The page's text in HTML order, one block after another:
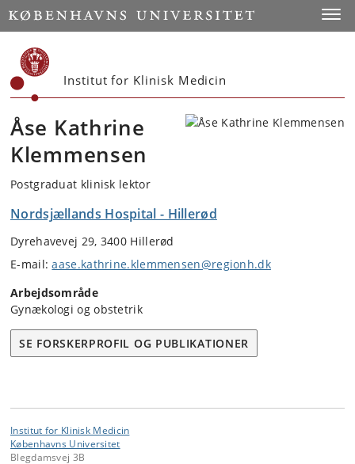
Start
Institut for Klinisk Medicin
Åse Kathrine
Klemmensen
Postgraduat klinisk lektor
Nordsjællands Hospital - Hillerød
Dyrehavevej 29, 3400 Hillerød
E-mail:aase.kathrine.klemmensen@regionh.dk
Arbejdsområde
Gynækologi og obstetrik
SE FORSKERPROFIL OG PUBLIKATIONER
Institut for Klinisk Medicin
Københavns Universitet
Blegdamsvej 3B